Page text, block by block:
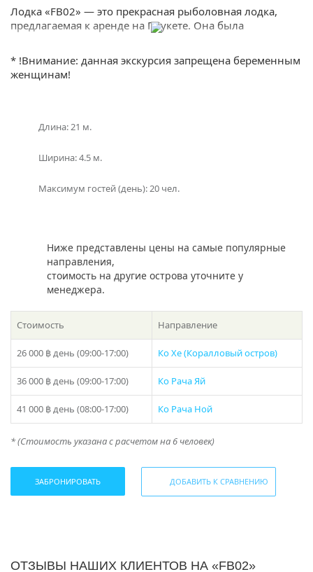
Лодка «FB02» — это прекрасная рыболовная лодка,
предлагаемая к аренде на Пхукете. Она была
берегов Адаманского моря. Лодка оснащена всем
необходимым оборудованием, чтобы сделать вашу
рыбалку максимально комфортной и успешной.
просторной палубой и удобными сиденьями вы
настоящей рыбалкой. Чудесный блеск воды и
невероятная природа окружающих островов сделают
рыбной ловли. Это идеальный способ как для
новичков, так и для опытных рыболовов, чтобы узнать
о тайских водах больше и поймать свою удачу.
предоставляет возможность поплавать в прозрачных
тайских водах и осмотреть затонувшие коралловые
рифы и разнообразную морскую жизнь. Вы сможете
плавать с маской и трубкой.
Если вы хотите провести романтический день на воде,
то аренда рыбацкой лодки «FB02» на Пхукете идеально
подходит для пары. Вы можете уединиться с вашей
морской прогулки.
рыбалки, опытным рыбаком или просто
* !Внимание: данная экскурсия запрещена беременным
женщинам!
Длина: 21 м.
Ширина: 4.5 м.
Максимум гостей (день): 20 чел.
Ниже представлены цены на самые популярные
направления,
стоимость на другие острова уточните у
менеджера.
Стоимость Направление
26 000 ฿день (09:00-17:00) Ко Хе (Коралловый остров)
36 000 ฿день (09:00-17:00) Ко Рача Яй
41 000 ฿день (08:00-17:00) Ко Рача Ной
* (Стоимость указана с расчетом на 6 человек)
ЗАБРОНИРОВАТЬ ДОБАВИТЬ К СРАВНЕНИЮ
ОТЗЫВЫ НАШИХ КЛИЕНТОВ НА «FB02»